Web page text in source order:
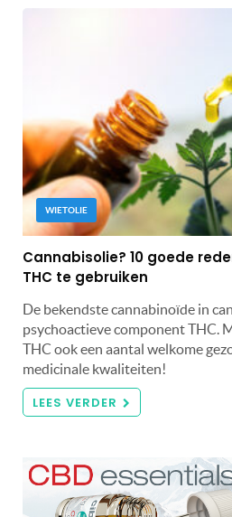
WIETOLIE
Cannabisolie? 10 goede
THC te gebruiken
De bekendste cannabinoïde in
psychoactieve component THC.
THC ook een aantal welkome
medicinale kwaliteiten!
LEES VERDER